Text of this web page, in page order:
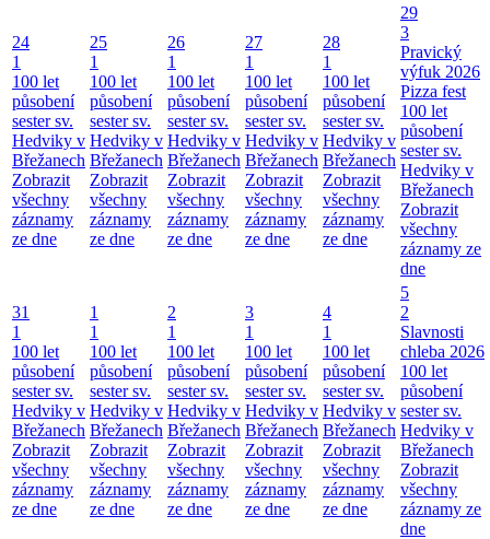
24
1
100 let
působení
sester sv.
Hedviky v
Břežanech
Zobrazit
všechny
záznamy
ze dne
25
1
100 let
působení
sester sv.
Hedviky v
Břežanech
Zobrazit
všechny
záznamy
ze dne
26
1
100 let
působení
sester sv.
Hedviky v
Břežanech
Zobrazit
všechny
záznamy
ze dne
27
1
100 let
působení
sester sv.
Hedviky v
Břežanech
Zobrazit
všechny
záznamy
ze dne
28
1
100 let
působení
sester sv.
Hedviky v
Břežanech
Zobrazit
všechny
záznamy
ze dne
29
3
Pravický
výfuk 2026
Pizza fest
100 let
působení
sester sv.
Hedviky v
Břežanech
Zobrazit
všechny
záznamy ze
dne
31
1
100 let
působení
sester sv.
Hedviky v
Břežanech
Zobrazit
všechny
záznamy
ze dne
1
1
100 let
působení
sester sv.
Hedviky v
Břežanech
Zobrazit
všechny
záznamy
ze dne
2
1
100 let
působení
sester sv.
Hedviky v
Břežanech
Zobrazit
všechny
záznamy
ze dne
3
1
100 let
působení
sester sv.
Hedviky v
Břežanech
Zobrazit
všechny
záznamy
ze dne
4
1
100 let
působení
sester sv.
Hedviky v
Břežanech
Zobrazit
všechny
záznamy
ze dne
5
2
Slavnosti
chleba 2026
100 let
působení
sester sv.
Hedviky v
Břežanech
Zobrazit
všechny
záznamy ze
dne